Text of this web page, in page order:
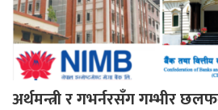
अर्थमन्त्री र गभर्नरसँग गम्भीर